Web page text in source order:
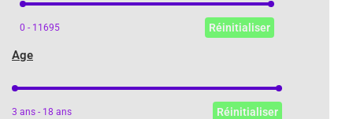
Nombre de pièces
0 - 11695 Réinitialiser
Age
Age
3 ans - 18 ans Réinitialiser